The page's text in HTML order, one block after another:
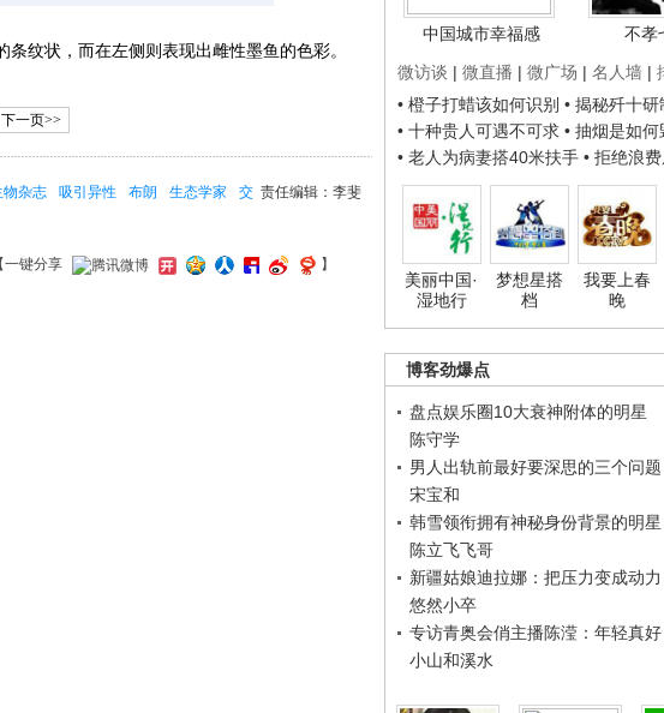
中国城市幸福感
不孝
微访谈 | 微直播 | 微广场 | 名人墙 |
• 橙子打蜡该如何识别 • 揭秘歼十
• 十种贵人可遇不可求 • 抽烟是如
• 老人为病妻搭40米扶手 • 拒绝浪
美丽中国·
湿地行
梦想星搭
档
我要上春
晚
博客劲爆点
盘点娱乐圈10大衰神附体的明星
陈守学
男人出轨前最好要深思的三个问题
宋宝和
韩雪领衔拥有神秘身份背景的明星
陈立飞飞哥
新疆姑娘迪拉娜：把压力变成动力
悠然小卒
专访青奥会俏主播陈滢：年轻真好
小山和溪水
纹状，而在左侧则表现出雌性墨鱼的色彩。
下一页>>
责任编辑：李斐
物杂志 吸引异性 布朗 生态学家
交
【一键分享 】